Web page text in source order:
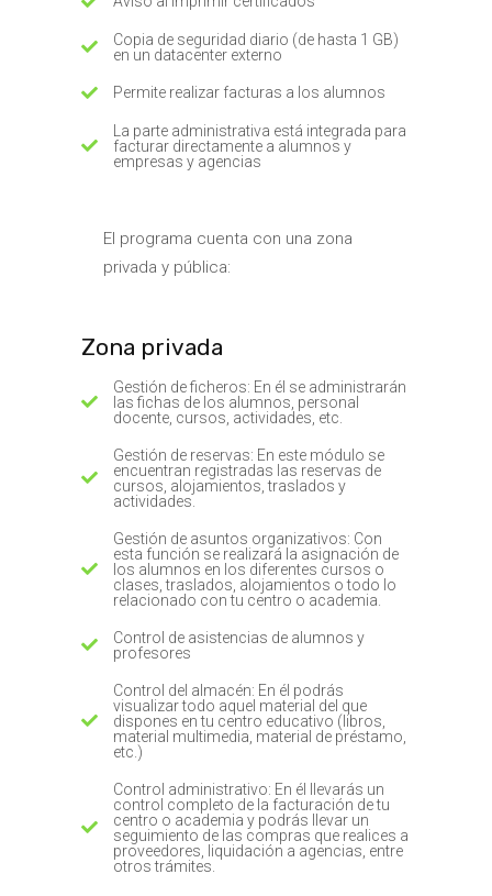
Copia de seguridad diario (de hasta 1 GB)
en un datacenter externo
Permite realizar facturas a los alumnos
La parte administrativa está integrada para
facturar directamente a alumnos y
empresas y agencias
El programa cuenta con una zona
privada y pública:
Zona privada
Gestión de ficheros: En él se administrarán
las fichas de los alumnos, personal
docente, cursos, actividades, etc.
Gestión de reservas: En este módulo se
encuentran registradas las reservas de
cursos, alojamientos, traslados y
actividades.
Gestión de asuntos organizativos: Con
esta función se realizará la asignación de
los alumnos en los diferentes cursos o
clases, traslados, alojamientos o todo lo
relacionado con tu centro o academia.
Control de asistencias de alumnos y
profesores
Control del almacén: En él podrás
visualizar todo aquel material del que
dispones en tu centro educativo (libros,
material multimedia, material de préstamo,
etc.)
Control administrativo: En él llevarás un
control completo de la facturación de tu
centro o academia y podrás llevar un
seguimiento de las compras que realices a
proveedores, liquidación a agencias, entre
otros trámites.